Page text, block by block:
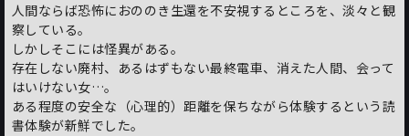
人間ならば恐怖におののき生還を不安視するところを、淡々と観
察している。
しかしそこには怪異がある。
存在しない廃村、あるはずもない最終電車、消えた人間、会って
はいけない女…。
ある程度の安全な（心理的）距離を保ちながら体験するという読
書体験が新鮮でした。